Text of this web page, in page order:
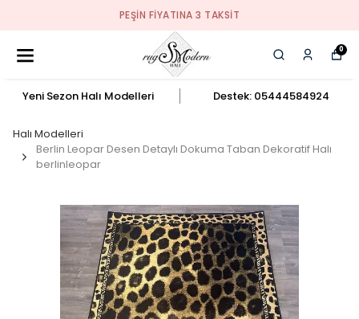
PEŞIN FIYATINA 3 TAKSIT
0
Yeni Sezon Halı Modelleri Destek: 05444584924
Halı Modelleri
Berlin Leopar Desen Detaylı Dokuma Taban Dekoratif Halı
berlinleopar